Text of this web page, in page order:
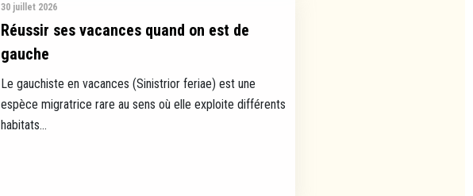
30 juillet 2026
Réussir ses vacances quand on est de
gauche
Le gauchiste en vacances (Sinistrior feriae) est une
espèce migratrice rare au sens où elle exploite différents
habitats...